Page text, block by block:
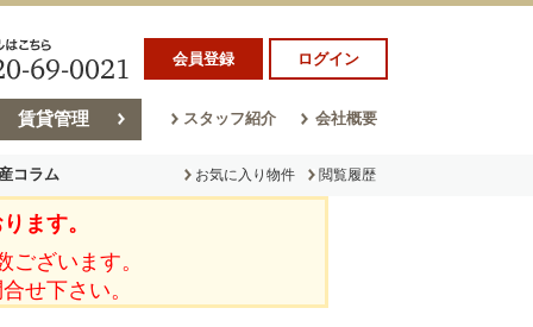
会員登録 ログイン
賃貸管理 スタッフ紹介 会社概要
コラム
ム
お気に入り物件 閲覧履歴
ます。
ざいます。
せ下さい。